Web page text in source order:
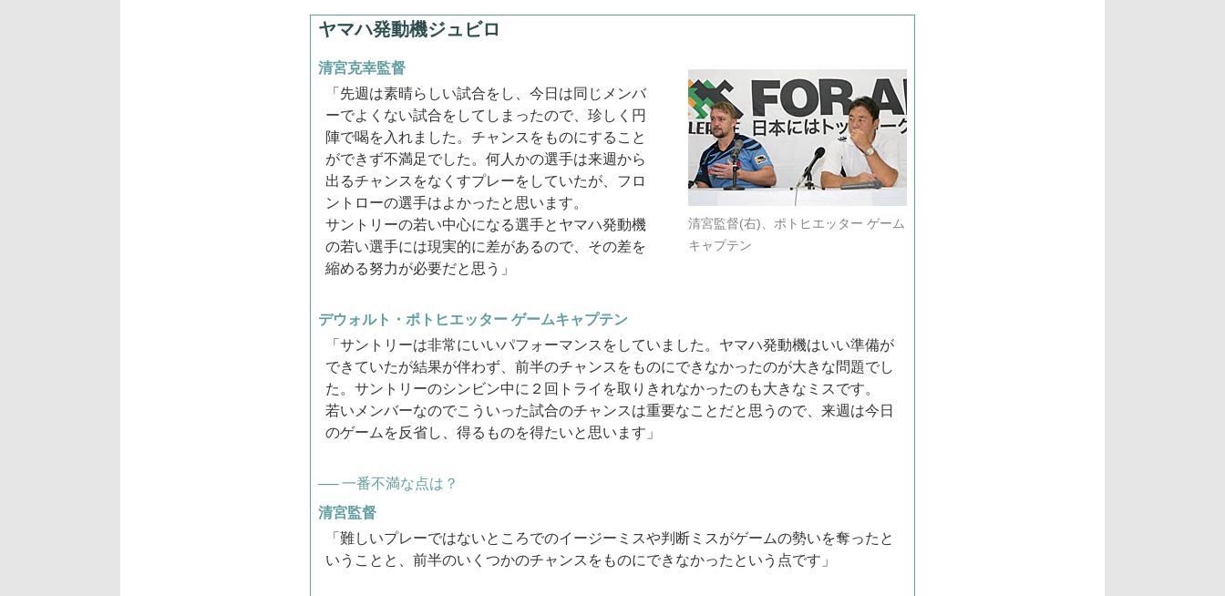
ヤマハ発動機ジュビロ
清宮監督(右)、ポトヒエッター ゲーム
キャプテン
清宮克幸監督
「先週は素晴らしい試合をし、今日は同じメンバ
ーでよくない試合をしてしまったので、珍しく円
陣で喝を入れました。チャンスをものにすること
ができず不満足でした。何人かの選手は来週から
出るチャンスをなくすプレーをしていたが、フロ
ントローの選手はよかったと思います。
サントリーの若い中心になる選手とヤマハ発動機
の若い選手には現実的に差があるので、その差を
縮める努力が必要だと思う」
デウォルト・ポトヒエッター ゲームキャプテン
「サントリーは非常にいいパフォーマンスをしていました。ヤマハ発動機はいい準備が
できていたが結果が伴わず、前半のチャンスをものにできなかったのが大きな問題でし
た。サントリーのシンビン中に２回トライを取りきれなかったのも大きなミスです。
若いメンバーなのでこういった試合のチャンスは重要なことだと思うので、来週は今日
のゲームを反省し、得るものを得たいと思います」
── 一番不満な点は？
清宮監督
「難しいプレーではないところでのイージーミスや判断ミスがゲームの勢いを奪ったと
いうことと、前半のいくつかのチャンスをものにできなかったという点です」